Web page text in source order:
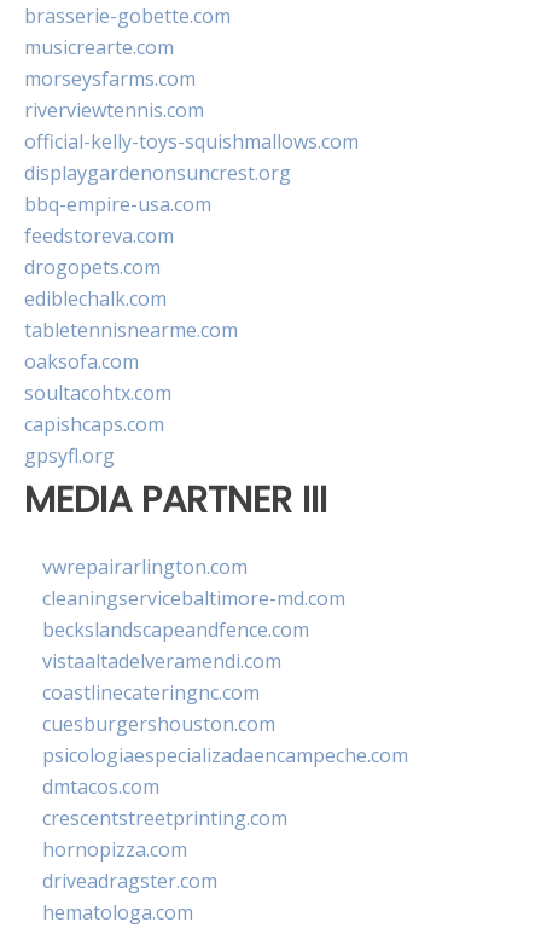
brasserie-gobette.com
musicrearte.com
morseysfarms.com
riverviewtennis.com
official-kelly-toys-squishmallows.com
displaygardenonsuncrest.org
bbq-empire-usa.com
feedstoreva.com
drogopets.com
ediblechalk.com
tabletennisnearme.com
oaksofa.com
soultacohtx.com
capishcaps.com
gpsyfl.org
MEDIA PARTNER III
vwrepairarlington.com
cleaningservicebaltimore-md.com
beckslandscapeandfence.com
vistaaltadelveramendi.com
coastlinecateringnc.com
cuesburgershouston.com
psicologiaespecializadaencampeche.com
dmtacos.com
crescentstreetprinting.com
hornopizza.com
driveadragster.com
hematologa.com